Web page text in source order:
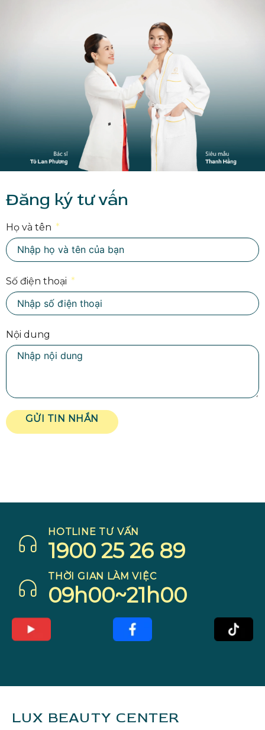
Đăng ký tư vấn
Họ và tên
Số điện thoại
Nội dung
GỬI TIN NHẮN
HOTLINE TƯ VẤN
1900 25 26 89
THỜI GIAN LÀM VIỆC
09h00~21h00
LUX BEAUTY CENTER